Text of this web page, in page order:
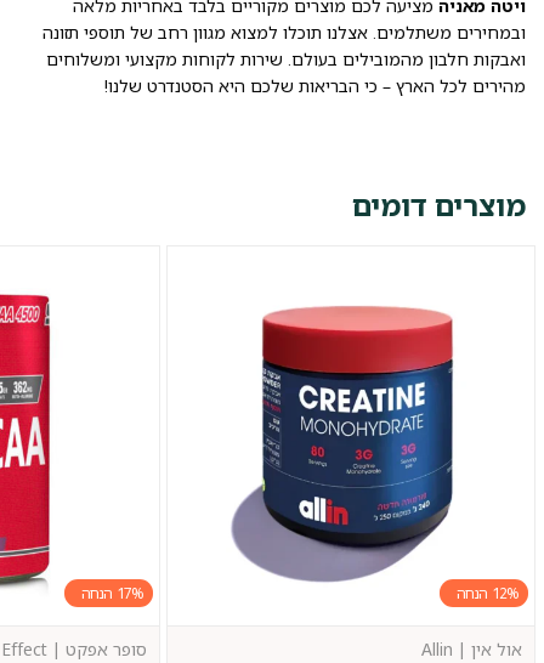
ויטה מאניה מציעה לכם מוצרים מקוריים בלבד באחריות מלאה
ובמחירים משתלמים. אצלנו תוכלו למצוא מגוון רחב של תוספי תזונה
ואבקות חלבון מהמובילים בעולם. שירות לקוחות מקצועי ומשלוחים
מהירים לכל הארץ – כי הבריאות שלכם היא הסטנדרט שלנו!
מוצרים דומים
12%
אול אין | Allin
17%
סופר אפקט | Super Effect